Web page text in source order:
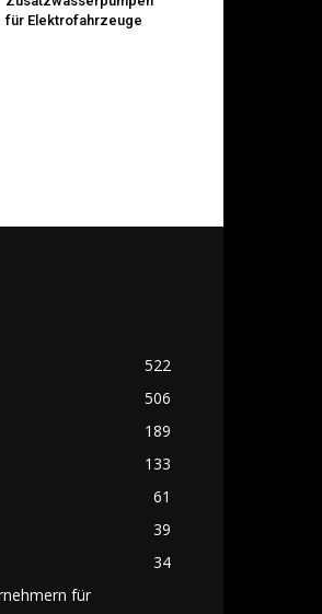
für Elektrofahrzeuge
522
506
189
133
61
39
34
für